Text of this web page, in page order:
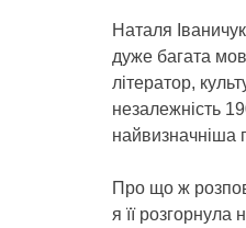
Наталя
дуже багата
літератор,
незалежність
найвизначніша
Про що ж
я її